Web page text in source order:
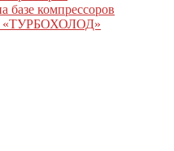
базе компрессоров
«ТУРБОХОЛОД»